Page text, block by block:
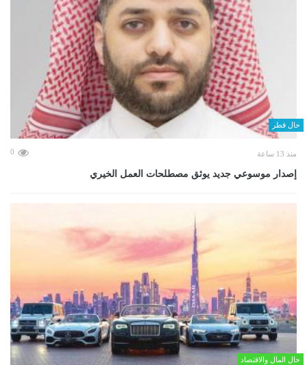
حال قطر
منذ 13 ساعة 0
إصدار موسوعي جديد يوثق مصطلحات العمل الخيري
حال المال والاقتصاد